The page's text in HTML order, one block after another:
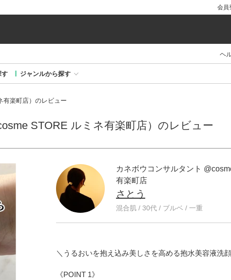
会員
ヘ
す ジャンルから探す
有楽町店）のレビュー
STORE ルミネ有楽町店）のレビュー
カネボウコンサルタント
有楽町店
さとう
混合肌 / 30代 / ブルベ / 一重
＼うるおいを抱え込み美しさを高める抱水美容液洗
《POINT 1》